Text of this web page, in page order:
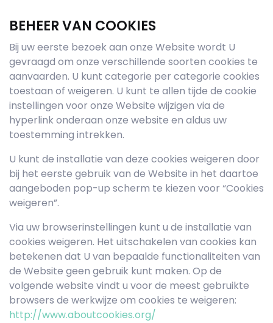
BEHEER VAN COOKIES
Bij uw eerste bezoek aan onze Website wordt U
gevraagd om onze verschillende soorten cookies te
aanvaarden. U kunt categorie per categorie cookies
toestaan of weigeren. U kunt te allen tijde de cookie
instellingen voor onze Website wijzigen via de
hyperlink onderaan onze website en aldus uw
toestemming intrekken.
U kunt de installatie van deze cookies weigeren door
bij het eerste gebruik van de Website in het daartoe
aangeboden pop-up scherm te kiezen voor “Cookies
weigeren”.
Via uw browserinstellingen kunt u de installatie van
cookies weigeren. Het uitschakelen van cookies kan
betekenen dat U van bepaalde functionaliteiten van
de Website geen gebruik kunt maken. Op de
volgende website vindt u voor de meest gebruikte
browsers de werkwijze om cookies te weigeren:
http://www.aboutcookies.org/